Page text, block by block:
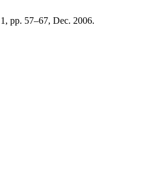
pp. 57–67, Dec. 2006.